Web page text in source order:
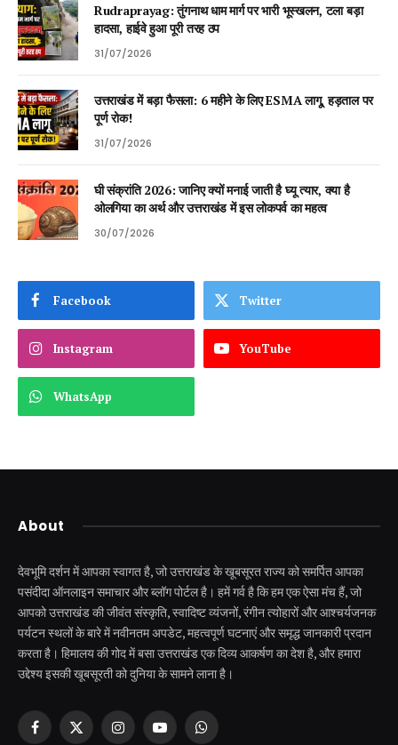
Rudraprayag: तुंगनाथ धाम मार्ग पर भारी भूस्खलन, टला बड़ा
हादसा, हाईवे हुआ पूरी तरह ठप
31/07/2026
उत्तराखंड में बड़ा फैसला: 6 महीने के लिए ESMA लागू, हड़ताल पर
पूर्ण रोक!
31/07/2026
घी संक्रांति 2026: जानिए क्यों मनाई जाती है घ्यू त्यार, क्या है
ओलगिया का अर्थ और उत्तराखंड में इस लोकपर्व का महत्व
30/07/2026
Facebook Twitter
Instagram YouTube
WhatsApp
About
देवभूमि दर्शन में आपका स्वागत है, जो उत्तराखंड के खूबसूरत राज्य को समर्पित आपका
पसंदीदा ऑनलाइन समाचार और ब्लॉग पोर्टल है। हमें गर्व है कि हम एक ऐसा मंच हैं, जो
आपको उत्तराखंड की जीवंत संस्कृति, स्वादिष्ट व्यंजनों, रंगीन त्योहारों और आश्चर्यजनक
पर्यटन स्थलों के बारे में नवीनतम अपडेट, महत्वपूर्ण घटनाएं और समृद्ध जानकारी प्रदान
करता है। हिमालय की गोद में बसा उत्तराखंड एक दिव्य आकर्षण का देश है, और हमारा
उद्देश्य इसकी खूबसूरती को दुनिया के सामने लाना है।
Facebook
X
InstagramYouTubeWhatsApp